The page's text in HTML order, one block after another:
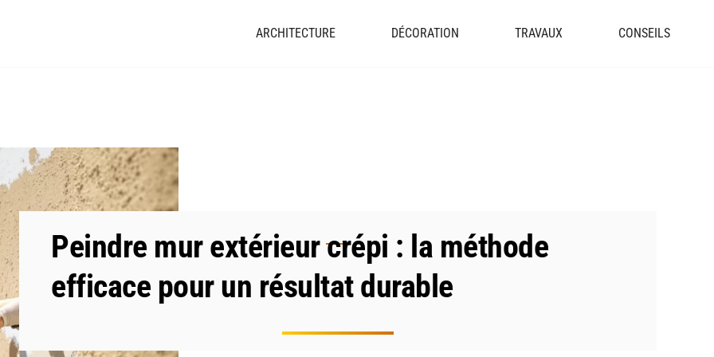
ARCHITECTURE DÉCORATION TRAVAUX CONSEILS
Peindre mur extérieur crépi : la méthode
efficace pour un résultat durable